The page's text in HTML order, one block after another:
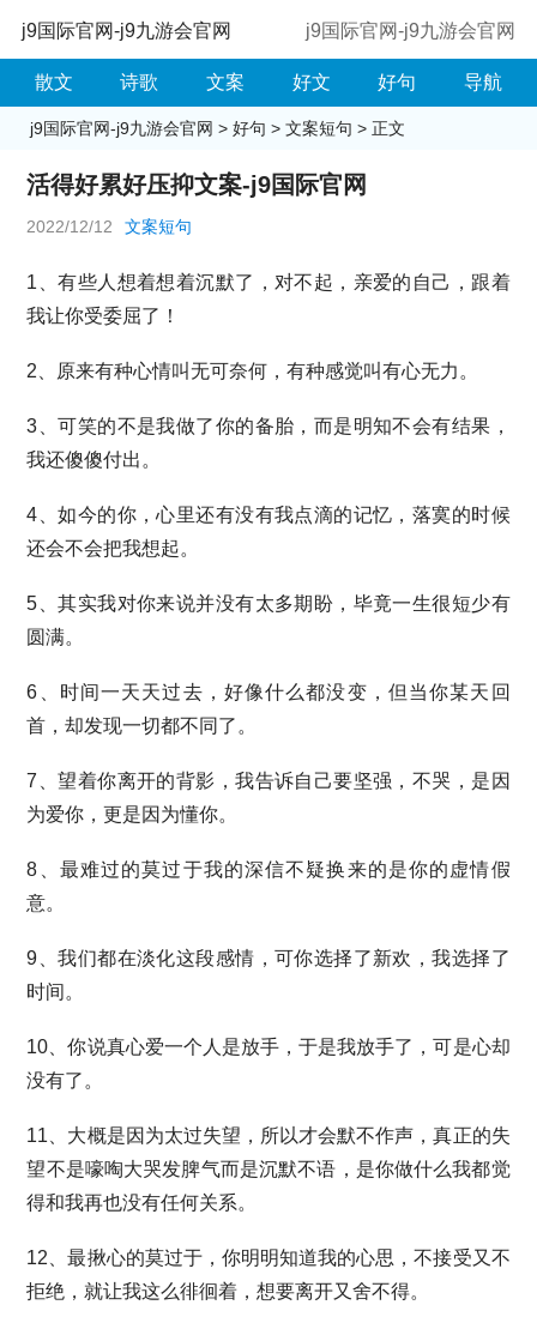
j9国际官网-j9九游会官网 j9国际官网-j9九游会官网
散文 诗歌 文案 好文 好句 导航
j9国际官网-j9九游会官网 > 好句 > 文案短句 > 正文
活得好累好压抑文案-j9国际官网
2022/12/12 文案短句
1、有些人想着想着沉默了，对不起，亲爱的自己，跟着
我让你受委屈了！
2、原来有种心情叫无可奈何，有种感觉叫有心无力。
3、可笑的不是我做了你的备胎，而是明知不会有结果，
我还傻傻付出。
4、如今的你，心里还有没有我点滴的记忆，落寞的时候
还会不会把我想起。
5、其实我对你来说并没有太多期盼，毕竟一生很短少有
圆满。
6、时间一天天过去，好像什么都没变，但当你某天回
首，却发现一切都不同了。
7、望着你离开的背影，我告诉自己要坚强，不哭，是因
为爱你，更是因为懂你。
8、最难过的莫过于我的深信不疑换来的是你的虚情假
意。
9、我们都在淡化这段感情，可你选择了新欢，我选择了
时间。
10、你说真心爱一个人是放手，于是我放手了，可是心却
没有了。
11、大概是因为太过失望，所以才会默不作声，真正的失
望不是嚎啕大哭发脾气而是沉默不语，是你做什么我都觉
得和我再也没有任何关系。
12、最揪心的莫过于，你明明知道我的心思，不接受又不
拒绝，就让我这么徘徊着，想要离开又舍不得。